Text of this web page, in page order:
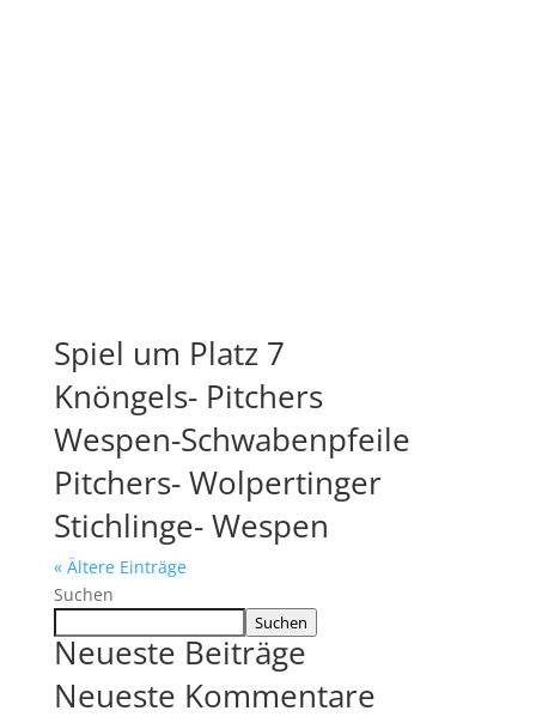
Spiel um Platz 7
Knöngels- Pitchers
Wespen-Schwabenpfeile
Pitchers- Wolpertinger
Stichlinge- Wespen
« Ältere Einträge
Suchen
Suchen
Neueste Beiträge
Neueste Kommentare